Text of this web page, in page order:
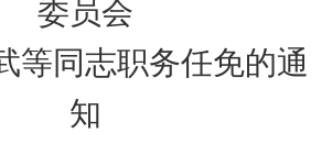
委员会
等同志职务任免的通
知